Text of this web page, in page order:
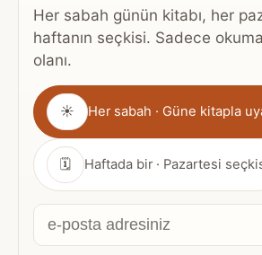
Her sabah günün kitabı, her
haftanın seçkisi. Sadece
olanı.
Gönderim
sıklığı
☀ Her sabah · Güne kitapla
🗓 Haftada bir · Pazartesi
E-
posta